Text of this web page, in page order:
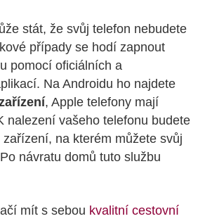
stát, že svůj telefon nebudete
případy se hodí zapnout
pomocí oficiálních a
Na Androidu ho najdete
, Apple telefony mají
nalezení vašeho telefonu budete
na kterém můžete svůj
návratu domů tuto službu
mít s sebou kvalitní cestovní